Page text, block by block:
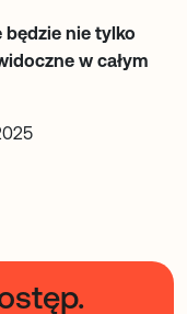
będzie nie tylko
w całym